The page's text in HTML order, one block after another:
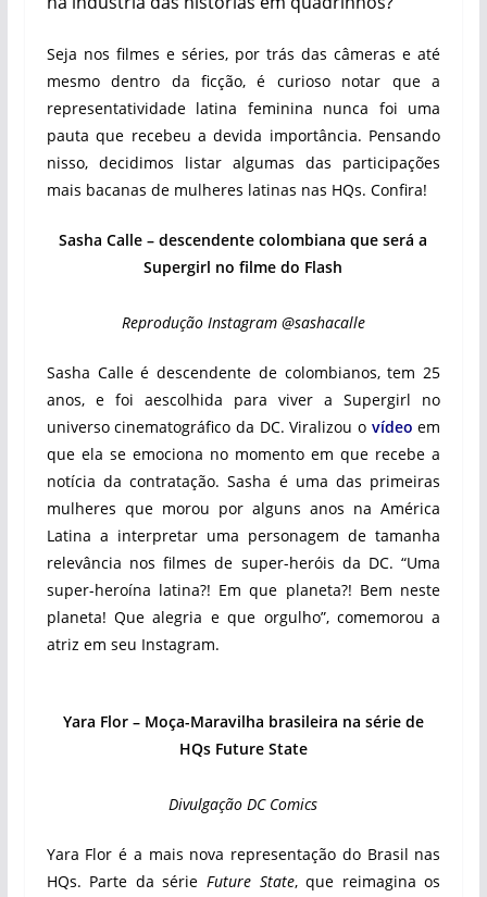
Seja nos filmes e séries, por trás das câmeras e até
mesmo dentro da ficção, é curioso notar que a
representatividade latina feminina nunca foi uma
pauta que recebeu a devida importância. Pensando
nisso, decidimos listar algumas das participações
mais bacanas de mulheres latinas nas HQs. Confira!
Sasha Calle – descendente colombiana que será a
Supergirl no filme do Flash
Reprodução Instagram @sashacalle
Sasha Calle é descendente de colombianos, tem 25
anos, e foi aescolhida para viver a Supergirl no
universo cinematográfico da DC. Viralizou o vídeo em
que ela se emociona no momento em que recebe a
notícia da contratação. Sasha é uma das primeiras
mulheres que morou por alguns anos na América
Latina a interpretar uma personagem de tamanha
relevância nos filmes de super-heróis da DC. “Uma
super-heroína latina?! Em que planeta?! Bem neste
planeta! Que alegria e que orgulho”, comemorou a
atriz em seu Instagram.
Yara Flor – Moça-Maravilha brasileira na série de
HQs Future State
Divulgação DC Comics
Yara Flor é a mais nova representação do Brasil nas
HQs. Parte da série Future State, que reimagina os